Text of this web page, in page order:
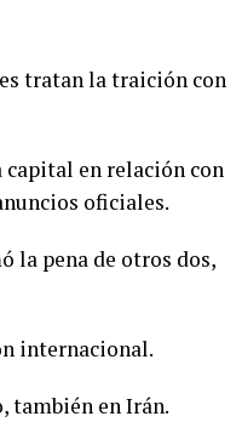
tratan la traición con
capital en relación con
oficiales.
la pena de otros dos,
internacional.
también en Irán.